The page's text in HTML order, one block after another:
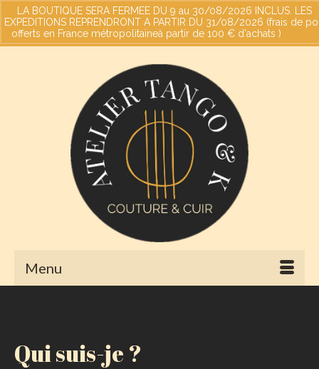
LA BOUTIQUE SERA FERMEE DU 9 au 30/08/2026 INCLUS. LES
EXPEDITIONS REPRENDRONT A PARTIR DU 31/08/2026 (frais de
offerts en France métropolitaineà partir de 100 € d'achats )
Votre panier- 0,00€
Menu
Qui suis-je ?